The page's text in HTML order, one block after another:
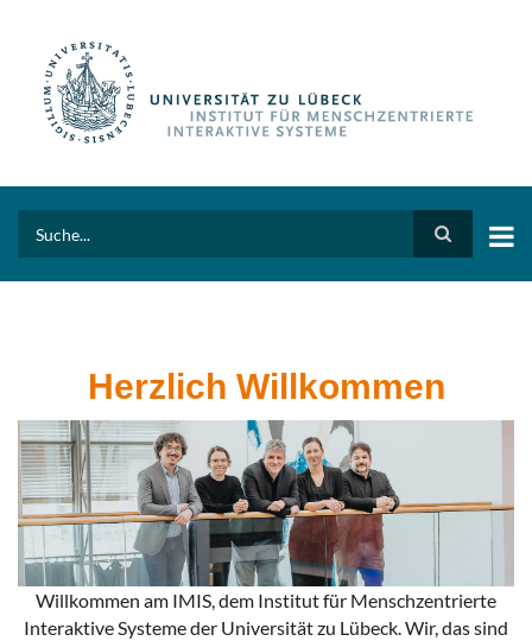
Herzlich Willkommen
Willkommen am IMIS, dem Institut für Menschzentrierte
Interaktive Systeme der Universität zu Lübeck. Wir, das sind